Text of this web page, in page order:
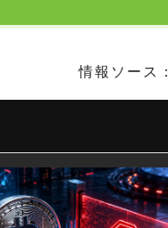
情報ソース：